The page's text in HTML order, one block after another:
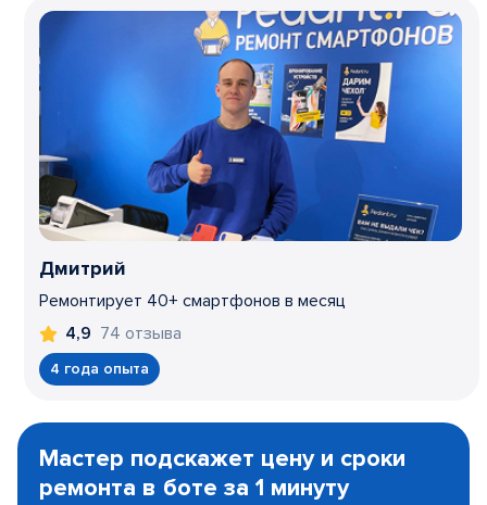
Дмитрий
Ремонтирует 40+ смартфонов в месяц
4,9 74 отзыва
4 года опыта
1
Мастер подскажет цену и сроки
ремонта в боте за 1 минуту